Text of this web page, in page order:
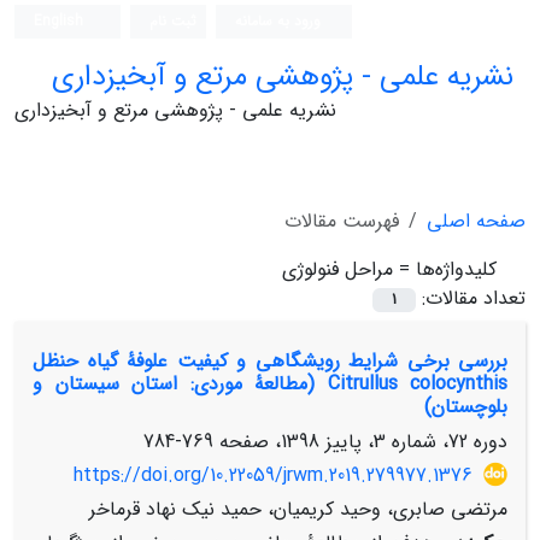
نشریه علمی - پژوهشی مرتع و آبخیزداری
نشریه علمی - پژوهشی مرتع و آبخیزداری
صفحه اصلی
فهرست مقالات
کلیدواژه‌ها = مراحل فنولوژی
تعداد مقالات:
1
بررسی برخی شرایط رویشگاهی و کیفیت علوفۀ گیاه حنظل
Citrullus colocynthis (مطالعۀ موردی: استان سیستان و
بلوچستان)
دوره 72، شماره 3، پاییز 1398، صفحه
769-784
https://doi.org/10.22059/jrwm.2019.279977.1376
مرتضی صابری، وحید کریمیان، حمید نیک نهاد قرماخر